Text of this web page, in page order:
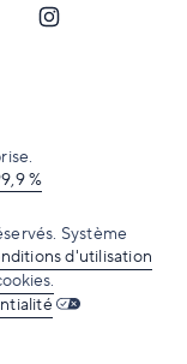
%
Système
d'utilisation